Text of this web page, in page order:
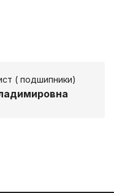
( подшипники)